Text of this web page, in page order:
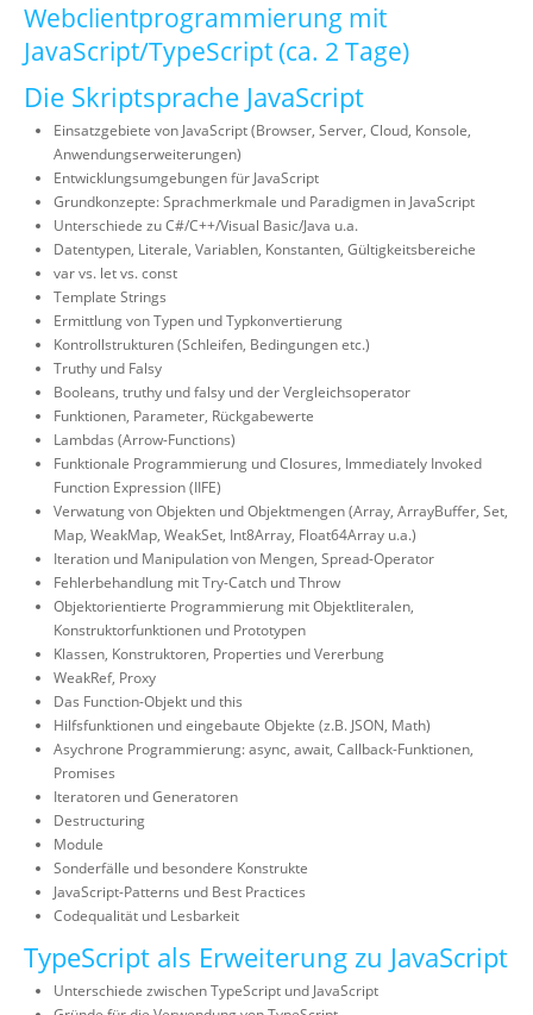
Webclientprogrammierung mit
JavaScript/TypeScript (ca. 2 Tage)
Die Skriptsprache JavaScript
Einsatzgebiete von JavaScript (Browser, Server, Cloud, Konsole,
Anwendungserweiterungen)
Entwicklungsumgebungen für JavaScript
Grundkonzepte: Sprachmerkmale und Paradigmen in JavaScript
Unterschiede zu C#/C++/Visual Basic/Java u.a.
Datentypen, Literale, Variablen, Konstanten, Gültigkeitsbereiche
var vs. let vs. const
Template Strings
Ermittlung von Typen und Typkonvertierung
Kontrollstrukturen (Schleifen, Bedingungen etc.)
Truthy und Falsy
Booleans, truthy und falsy und der Vergleichsoperator
Funktionen, Parameter, Rückgabewerte
Lambdas (Arrow-Functions)
Funktionale Programmierung und Closures, Immediately Invoked
Function Expression (IIFE)
Verwatung von Objekten und Objektmengen (Array, ArrayBuffer, Set,
Map, WeakMap, WeakSet, Int8Array, Float64Array u.a.)
Iteration und Manipulation von Mengen, Spread-Operator
Fehlerbehandlung mit Try-Catch und Throw
Objektorientierte Programmierung mit Objektliteralen,
Konstruktorfunktionen und Prototypen
Klassen, Konstruktoren, Properties und Vererbung
WeakRef, Proxy
Das Function-Objekt und this
Hilfsfunktionen und eingebaute Objekte (z.B. JSON, Math)
Asychrone Programmierung: async, await, Callback-Funktionen,
Promises
Iteratoren und Generatoren
Destructuring
Module
Sonderfälle und besondere Konstrukte
JavaScript-Patterns und Best Practices
Codequalität und Lesbarkeit
TypeScript als Erweiterung zu JavaScript
Unterschiede zwischen TypeScript und JavaScript